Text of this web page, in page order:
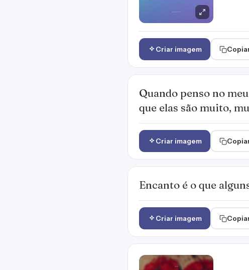
Criar imagem
Quando penso no
que elas são muito,
Criar imagem
Encanto é o que
Criar imagem